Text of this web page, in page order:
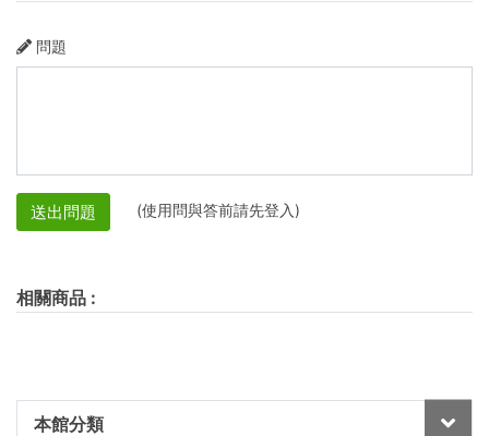
本館分類
問題
送出問題 (使用問與答前請先登入)
相關商品 :